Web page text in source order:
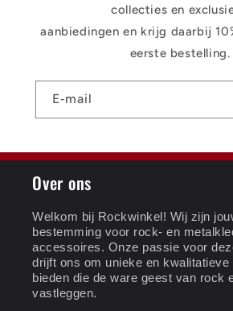
collecties en
aanbiedingen en krijg daarbij
eerste bestelling.
E‑mail
Over ons
Welkom bij Rockwinkel! Wij zijn
bestemming voor rock- en
accessoires. Onze passie voor
drijft ons om unieke en kwalitatieve
bieden die de ware geest van rock
vastleggen.